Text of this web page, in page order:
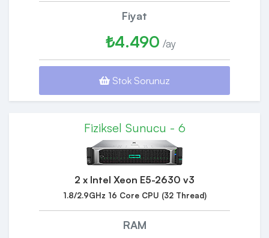
Fiyat
₺4.490 /ay
Stok Sorunuz
Fiziksel Sunucu - 6
2 x Intel Xeon E5-2630 v3
1.8/2.9GHz 16 Core CPU (32 Thread)
RAM